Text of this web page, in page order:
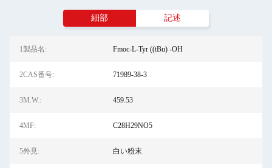
細部 記述
1製品名: Fmoc-L-Tyr ((tBu) -OH
2CAS番号: 71989-38-3
3M.W.: 459.53
4MF: C28H29NO5
5外見: 白い粉末